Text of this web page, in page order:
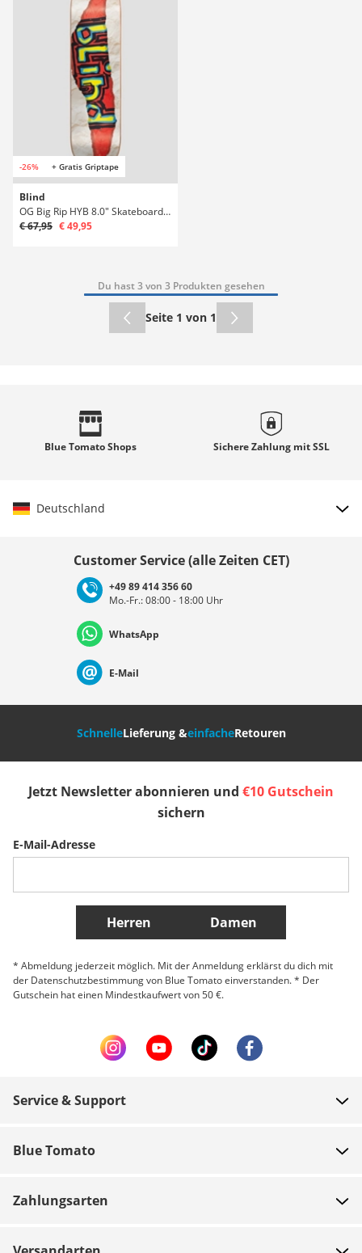
-26% + Gratis Griptape
Blind
OG Big Rip HYB 8.0" Skateboard Deck
€ 67,95 € 49,95
Du hast 3 von 3 Produkten gesehen
Seite 1 von 1
Blue TomatoShops Sichere Zahlung mitSSL
Deutschland
Deutschland Österreich
Nederland Italia (Italiano) Italien (Deutsch)
Slovenija
Belgique (Français) Danmark Norge
Weitere Länder
Customer Service (alle Zeiten CET)
+49 89 414 356 60
Mo.-Fr.: 08:00 - 18:00 Uhr
WhatsApp
E-Mail
SchnelleLieferung &einfacheRetouren
Jetzt Newsletter abonnieren und €10 Gutschein
sichern
E-Mail-Adresse
Herren Damen
* Abmeldung jederzeit möglich. Mit der Anmeldung erklärst du dich mit
der Datenschutzbestimmung von Blue Tomato einverstanden. * Der
Gutschein hat einen Mindestkaufwert von 50 €.
Service & Support
Versand
Gutscheine
Blue Tomato
Zahlungsarten